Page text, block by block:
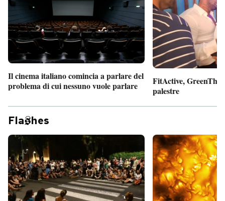
Il cinema italiano comincia a parlare del
problema di cui nessuno vuole parlare
FitActive,
palestre
Fla hes